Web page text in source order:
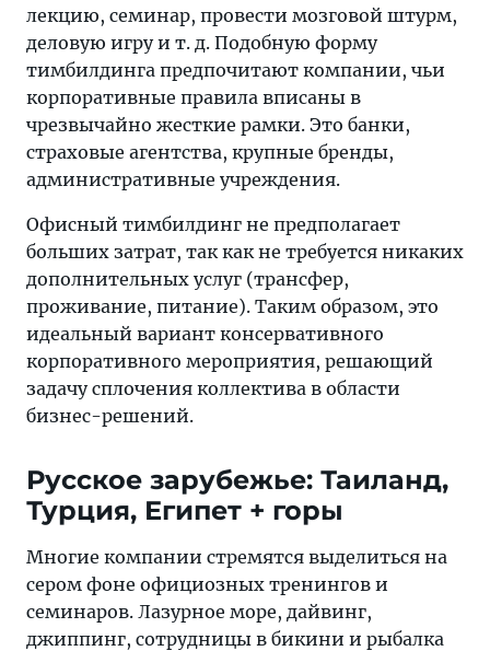
лекцию, семинар, провести мозговой штурм,
деловую игру и т. д. Подобную форму
тимбилдинга предпочитают компании, чьи
корпоративные правила вписаны в
чрезвычайно жесткие рамки. Это банки,
страховые агентства, крупные бренды,
административные учреждения.
Офисный тимбилдинг не предполагает
больших затрат, так как не требуется никаких
дополнительных услуг (трансфер,
проживание, питание). Таким образом, это
идеальный вариант консервативного
корпоративного мероприятия, решающий
задачу сплочения коллектива в области
бизнес-решений.
Русское зарубежье: Таиланд,
Турция, Египет + горы
Многие компании стремятся выделиться на
сером фоне официозных тренингов и
семинаров. Лазурное море, дайвинг,
джиппинг, сотрудницы в бикини и рыбалка